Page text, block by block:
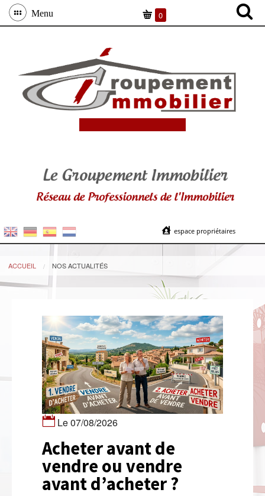
Menu 0
espace propriétaires
ACCUEIL NOS ACTUALITÉS
Le 07/08/2026
Acheter avant de
vendre ou vendre
avant d’acheter ?